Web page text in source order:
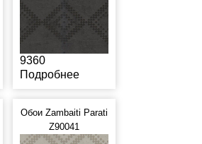
9360
Подробнее
Обои Zambaiti Parati
Z90041